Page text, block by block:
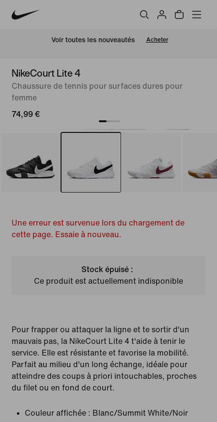
Voir toutes les nouveautés Acheter
NikeCourt Lite 4
Chaussure de tennis pour surfaces dures pour
femme
74,99 €
Une erreur est survenue lors du chargement de
cette page. Essaie à nouveau.
Stock épuisé :
Ce produit est actuellement indisponible
Pour frapper ou attaquer la ligne et te sortir d'un
mauvais pas, la NikeCourt Lite 4 t'aide à tenir le
service. Elle est résistante et favorise la mobilité.
Parfait au milieu d'un long échange, idéale pour
atteindre des coups à priori intouchables, proches
du filet ou en fond de court.
Couleur affichée : Blanc/Summit White/Noir